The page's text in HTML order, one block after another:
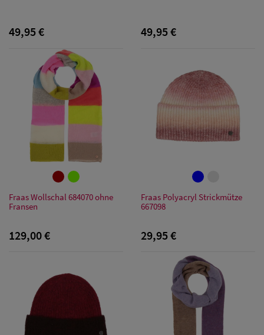
Damen Caps
Baseball Caps
Damen UV-
Damen
Damen
Sonnenschilder
& Visoren
49,95 € 49,95 €
Fraas Wollschal 684070 ohne
Fransen
129,00 €
Fraas Polyacryl Strickmütze
667098
29,95 €